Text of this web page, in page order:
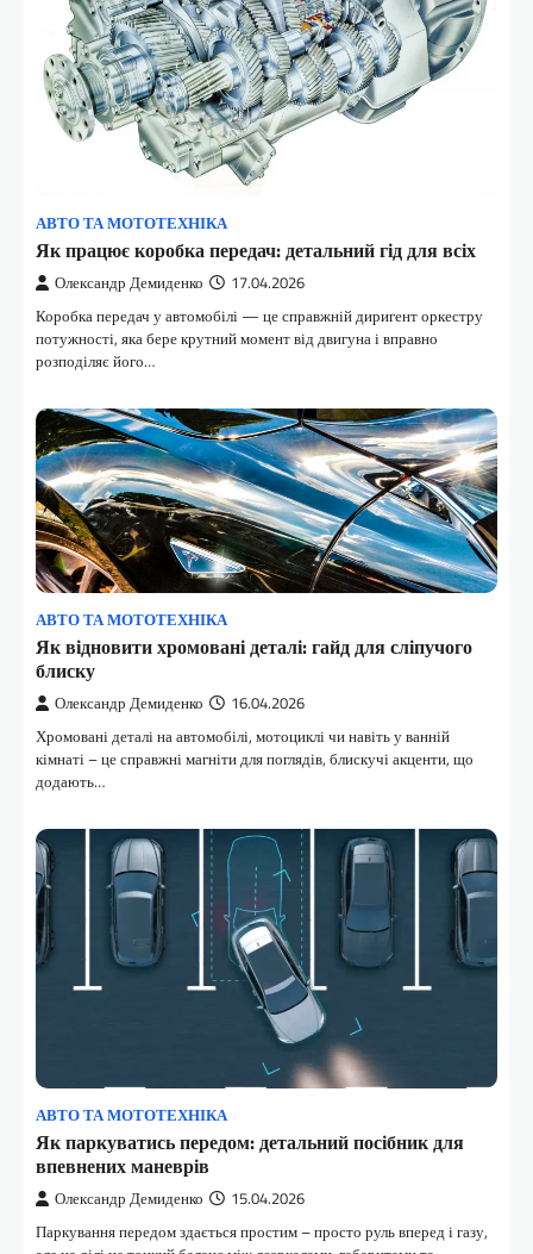
АВТО ТА МОТОТЕХНІКА
Як працює коробка передач: детальний гід для всіх
Олександр Демиденко 17.04.2026
Коробка передач у автомобілі — це справжній диригент оркестру
потужності, яка бере крутний момент від двигуна і вправно
розподіляє його…
АВТО ТА МОТОТЕХНІКА
Як відновити хромовані деталі: гайд для сліпучого
блиску
Олександр Демиденко 16.04.2026
Хромовані деталі на автомобілі, мотоциклі чи навіть у ванній
кімнаті – це справжні магніти для поглядів, блискучі акценти, що
додають…
АВТО ТА МОТОТЕХНІКА
Як паркуватись передом: детальний посібник для
впевнених маневрів
Олександр Демиденко 15.04.2026
Паркування передом здається простим – просто руль вперед і газу,